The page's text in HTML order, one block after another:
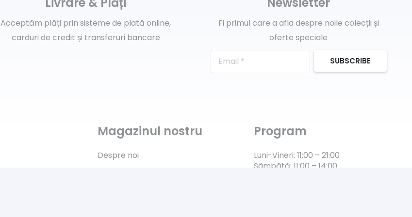
Acceptăm plăți prin sisteme de plată online,
carduri de credit și transferuri bancare
Fi primul care a afla despre noile colecții și
oferte speciale
SUBSCRIBE
Magazinul nostru
Despre noi
Program
Luni-Vineri: 11:00 – 21:00
Sâmbătă: 11:00 – 14:00